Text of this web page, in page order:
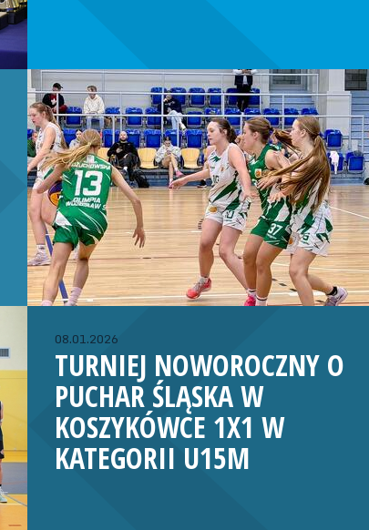
08.01.2026
TURNIEJ NOWOROCZNY O
PUCHAR ŚLĄSKA W
KOSZYKÓWCE 1X1 W
KATEGORII U15M